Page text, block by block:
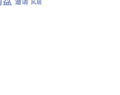
邀请 风扇